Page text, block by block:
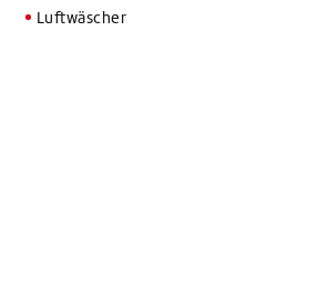
Luftwäscher